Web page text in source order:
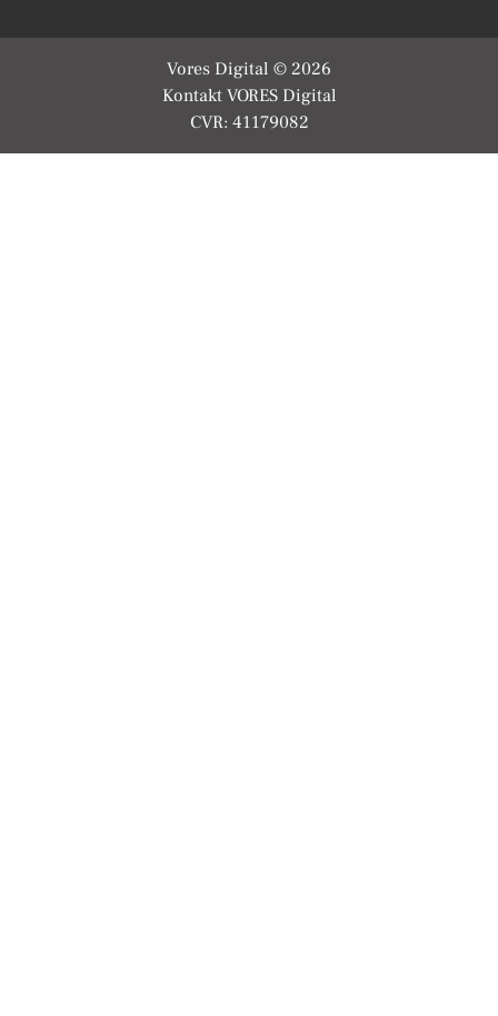
Vores Digital © 2026
Kontakt VORES Digital
CVR: 41179082